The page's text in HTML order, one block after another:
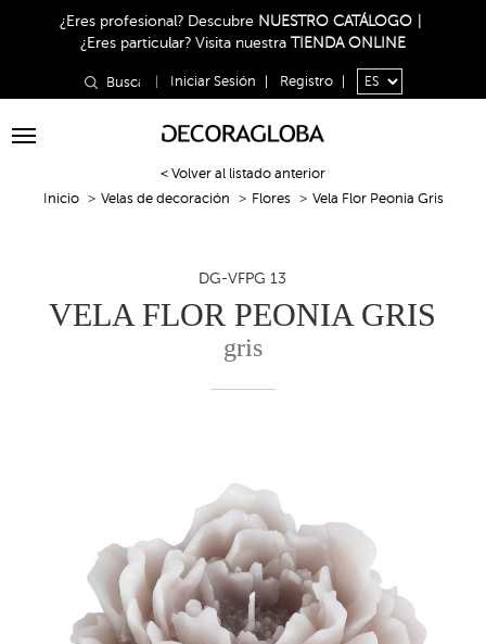
¿Eres profesional? Descubre NUESTRO CATÁLOGO
¿Eres particular? Visita nuestra TIENDA ONLINE
Iniciar Sesión Registro
Toggle
< Volver al listado anterior
Inicio
Velas de decoración Flores Vela Flor Peonia Gris
DG-VFPG 13
VELA FLOR PEONIA GRIS
gris